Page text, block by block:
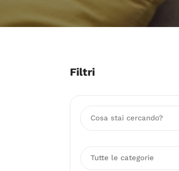
Filtri
Tutte le categorie